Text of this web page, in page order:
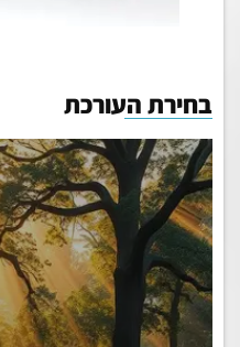
בחירת העורכת